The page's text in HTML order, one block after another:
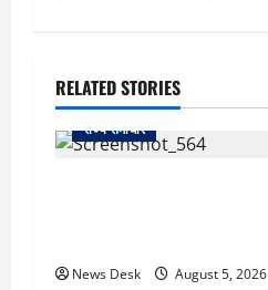
RELATED STORIES
राज्य समाचार
News Desk August 5, 2026